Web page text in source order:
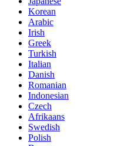
Korean
Arabic
Irish
Greek
Turkish
Italian
Danish
Romanian
Indonesian
Czech
Afrikaans
Swedish
Polish